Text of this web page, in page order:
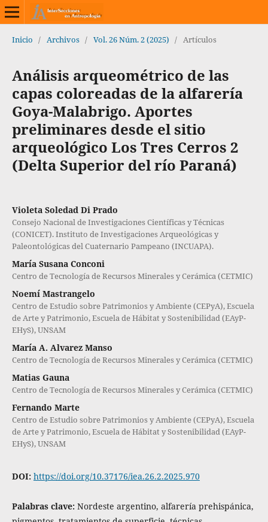
Inicio / Archivos / Vol. 26 Núm. 2 (2025) / Artículos
Análisis arqueométrico de las
capas coloreadas de la alfarería
Goya-Malabrigo. Aportes
preliminares desde el sitio
arqueológico Los Tres Cerros 2
(Delta Superior del río Paraná)
Violeta Soledad Di Prado
Consejo Nacional de Investigaciones Científicas y Técnicas
(CONICET). Instituto de Investigaciones Arqueológicas y
Paleontológicas del Cuaternario Pampeano (INCUAPA).
María Susana Conconi
Centro de Tecnología de Recursos Minerales y Cerámica (CETMIC)
Noemí Mastrangelo
Centro de Estudio sobre Patrimonios y Ambiente (CEPyA), Escuela
de Arte y Patrimonio, Escuela de Hábitat y Sostenibilidad (EAyP-
EHyS), UNSAM
María A. Alvarez Manso
Centro de Tecnología de Recursos Minerales y Cerámica (CETMIC)
Matias Gauna
Centro de Tecnología de Recursos Minerales y Cerámica (CETMIC)
Fernando Marte͏
Centro de Estudio sobre Patrimonios y Ambiente (CEPyA), Escuela
de Arte y Patrimonio, Escuela de Hábitat y Sostenibilidad (EAyP-
EHyS), UNSAM
DOI: https://doi.org/10.37176/iea.26.2.2025.970
Palabras clave: Nordeste argentino, alfarería prehispánica,